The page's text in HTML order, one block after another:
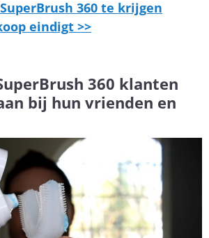
360 te krijgen
eindigt >>
360 klanten
bij hun vrienden en